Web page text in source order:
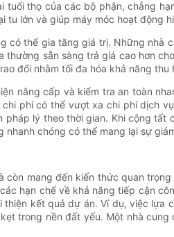
thọ của các bộ phận, chẳng
tu lớn và giúp máy móc hoạt động
có thể gia tăng giá trị. Những
sẵn sàng trả giá cao hơn
đổi nhằm tối đa hóa khả năng thu
nâng cấp và kiểm tra an toàn
phí có thể vượt xa chi phí dịch
lý theo thời gian. Khi cộng tất
chóng có thể mang lại sự
mang đến kiến ​​thức quan
hạn chế về khả năng tiếp cận
kết quả dự án. Ví dụ, việc lựa
trong nền đất yếu. Một nhà